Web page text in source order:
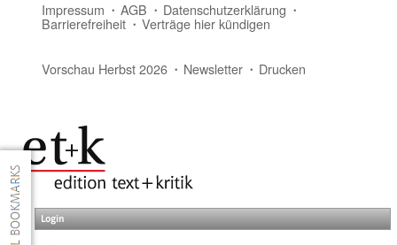
Impressum AGB Datenschutzerklärung
Barrierefreiheit Verträge hier kündigen
Vorschau Herbst 2026 Newsletter Drucken
Login